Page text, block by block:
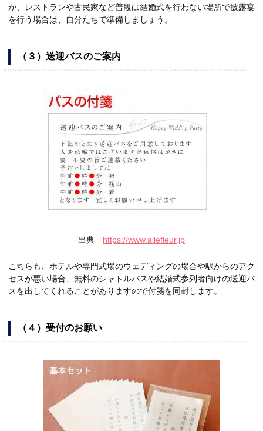
が、レストランや古民家など普段は結婚式を行わない場所で披露宴
を行う場合は、自分たちで準備しましょう。
（３）送迎バスのご案内
出典 https://www.ailefleur.jp
こちらも、ホテルや専門式場のウェディングの場合や駅からのアク
セスが悪い場合、無料のシャトルバスや結婚式参列者向けの送迎バ
スを出してくれることがありますので付箋を同封します。
（４）受付のお願い